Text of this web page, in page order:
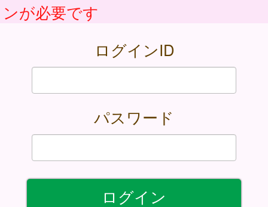
が必要です
ログインID
パスワード